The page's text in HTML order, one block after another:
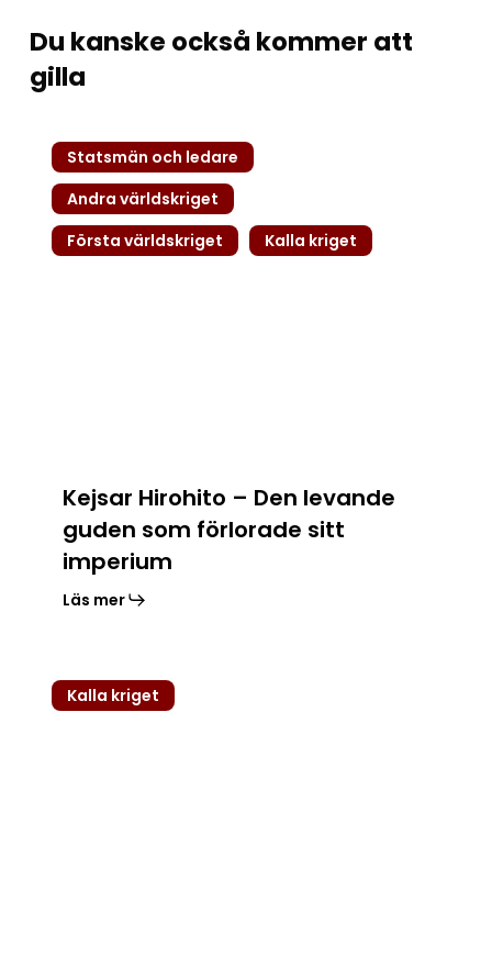
Du kanske också kommer att
gilla
Hirohito
Den
levande
Statsmän och ledare
Andra världskriget
Första världskriget
Kalla kriget
Kejsar Hirohito – Den levande
guden som förlorade sitt
imperium
Läs mer
Kalla kriget